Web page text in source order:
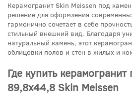
Керамогранит Skin Meissen под
решение для оформления
гармонично сочетает в себе
стильный внешний вид. Благодаря
натуральный камень, этот
облицовки полов и стен в жилых и
Где купить
89,8x44,8 Skin Meissen